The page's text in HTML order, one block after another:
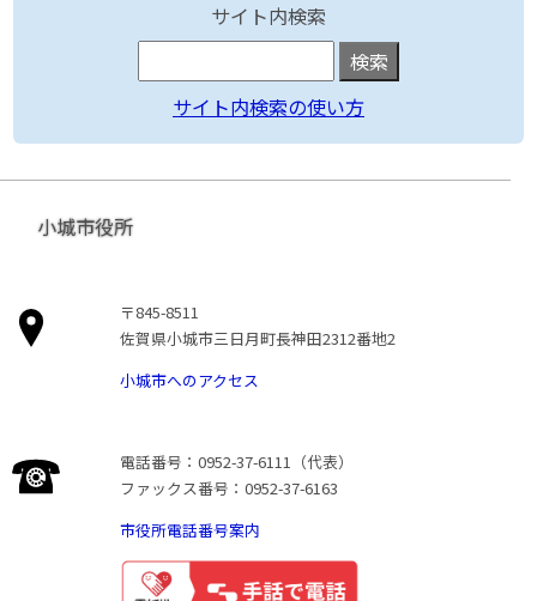
サイト内検索
サイト内検索の使い方
小城市役所
〒845-8511
佐賀県小城市三日月町長神田2312番地2
小城市へのアクセス
電話番号：0952-37-6111（代表）
ファックス番号：0952-37-6163
市役所電話番号案内